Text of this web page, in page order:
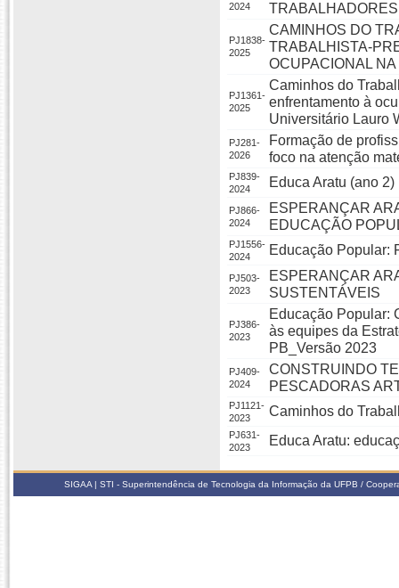
2024
PJ1838-
2025
CAMINHOS DO
TRABALHISTA-
OCUPACIONAL
PJ1361-
2025
Caminhos do
enfrentamento à
Universitário Lauro
PJ281-
2026
Formação de
foco na atenção
PJ839-
2024
Educa Aratu (ano 2)
PJ866-
2024
ESPERANÇAR
EDUCAÇÃO
PJ1556-
2024
Educação Popular:
PJ503-
2023
ESPERANÇAR
SUSTENTÁVEIS
PJ386-
2023
Educação Popular:
às equipes da
PB_Versão 2023
PJ409-
2024
CONSTRUINDO
PESCADORAS
PJ1121-
2023
Caminhos do
PJ631-
2023
Educa Aratu:
SIGAA | STI - Superintendência de Tecnologia da Informação da UFPB /